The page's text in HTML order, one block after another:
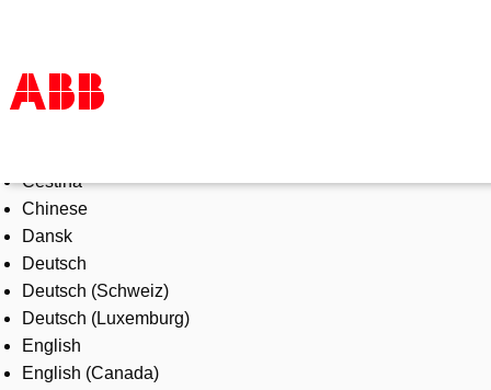
Products & Solutions
Industries
Services
About us
Where to buy
Contact us
Careers
Čeština
Chinese
Dansk
Deutsch
Deutsch (Schweiz)
Deutsch (Luxemburg)
English
English (Canada)